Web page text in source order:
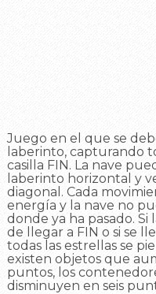
Juego en el que se
laberinto, capturando
casilla FIN. La nave
laberinto horizontal y
diagonal. Cada
energía y la nave no
donde ya ha pasado.
de llegar a FIN o si se
todas las estrellas se
existen objetos que
puntos, los
disminuyen en seis